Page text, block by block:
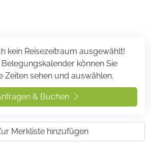
kein Reisezeitraum ausgewählt!
können Sie
Zeiten sehen und auswählen.
& Buchen
Merkliste hinzufügen